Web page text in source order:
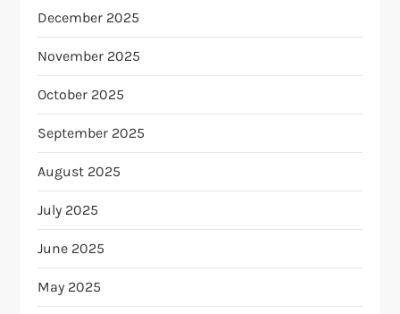
December 2025
November 2025
October 2025
September 2025
August 2025
July 2025
June 2025
May 2025